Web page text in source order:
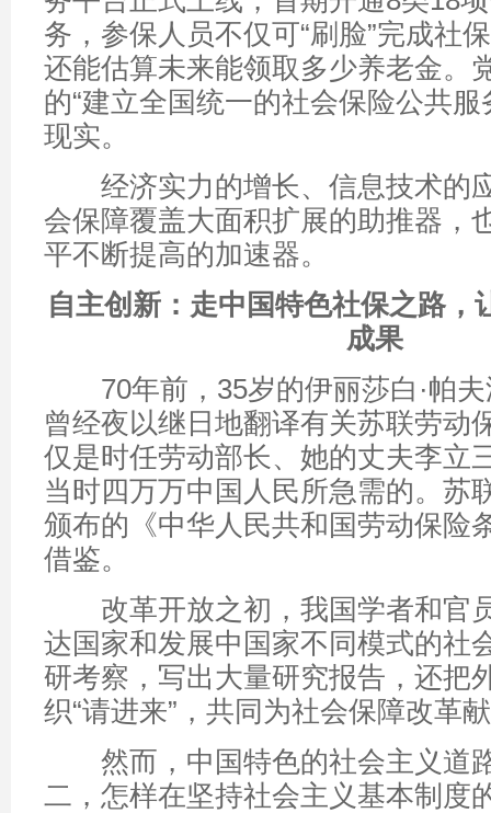
务，参保人员不仅可“刷脸”完成社
还能估算未来能领取多少养老金。
的“建立全国统一的社会保险公共服
现实。
经济实力的增长、信息技术的
会保障覆盖大面积扩展的助推器，
平不断提高的加速器。
自主创新：走中国特色社保之路，
成果
70年前，35岁的伊丽莎白·帕夫
曾经夜以继日地翻译有关苏联劳动
仅是时任劳动部长、她的丈夫李立
当时四万万中国人民所急需的。苏
颁布的《中华人民共和国劳动保险
借鉴。
改革开放之初，我国学者和官
达国家和发展中国家不同模式的社
研考察，写出大量研究报告，还把
织“请进来”，共同为社会保障改革
然而，中国特色的社会主义道
二，怎样在坚持社会主义基本制度